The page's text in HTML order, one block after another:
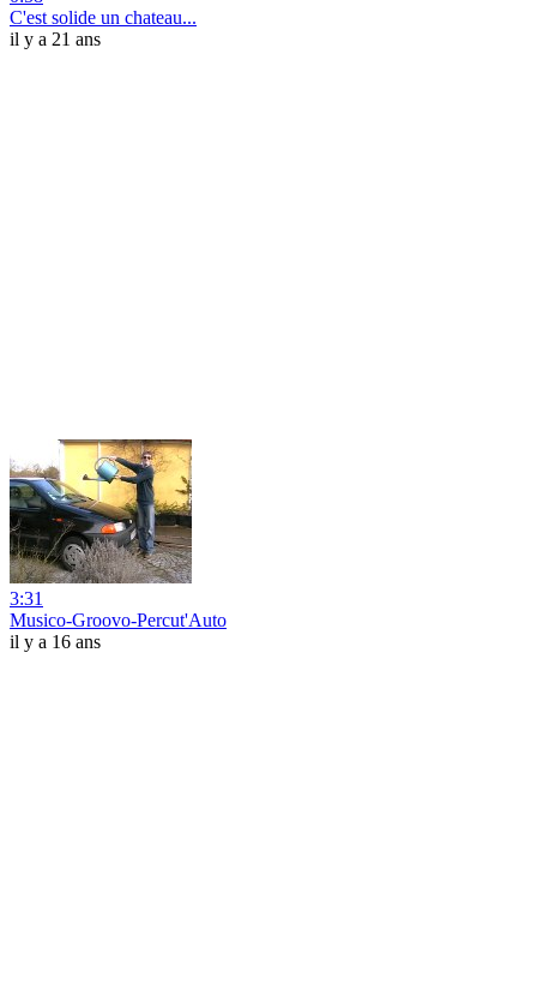
C'est solide un chateau...
il y a 21 ans
3:31
Musico-Groovo-Percut'Auto
il y a 16 ans